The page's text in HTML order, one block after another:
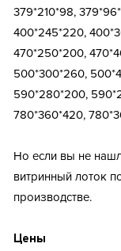
379*210*98,
400*245*220,
470*250*200,
500*300*260,
590*280*200,
780*360*420,
Но если вы не
витринный лоток
производстве.
Цены